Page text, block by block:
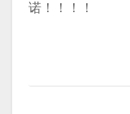
诺！！！！